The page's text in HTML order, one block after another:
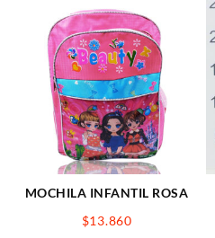
Piel
cantidad
MOCHILA INFANTIL ROSA
$13.860